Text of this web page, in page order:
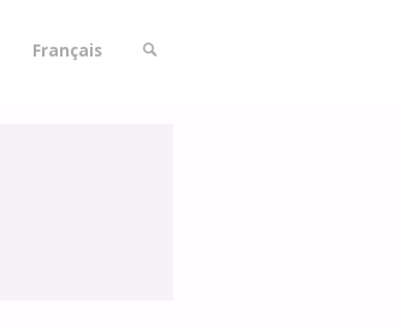
Français